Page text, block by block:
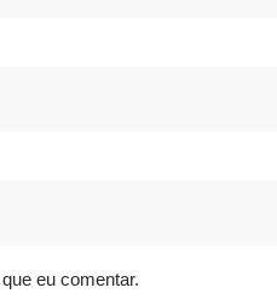
eu comentar.